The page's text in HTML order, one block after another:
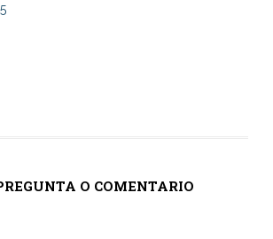
O COMENTARIO